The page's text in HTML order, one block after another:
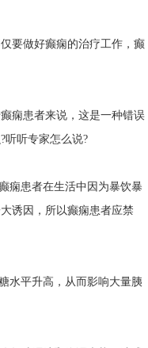
要做好癫痫的治疗工作，癫
痫患者来说，这是一种错误
听听专家怎么说?
痫患者在生活中因为暴饮暴
诱因，所以癫痫患者应禁
水平升高，从而影响大量胰